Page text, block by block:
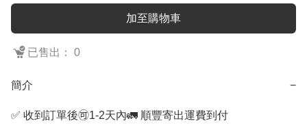
加至購物車
已售出： 0
簡介 −
✅ 收到訂單後🉑1-2天內🚛 順豐寄出運費到付